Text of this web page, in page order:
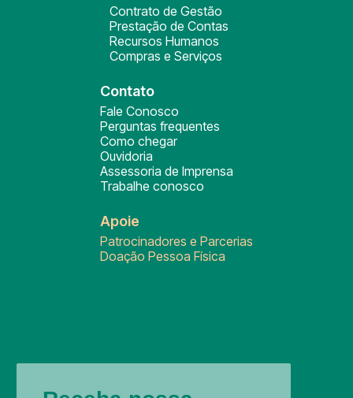
Contrato de Gestão
Prestação de Contas
Recursos Humanos
Compras e Serviços
Contato
Fale Conosco
Perguntas frequentes
Como chegar
Ouvidoria
Assessoria de Imprensa
Trabalhe conosco
Apoie
Patrocinadores e Parcerias
Doação Pessoa Física